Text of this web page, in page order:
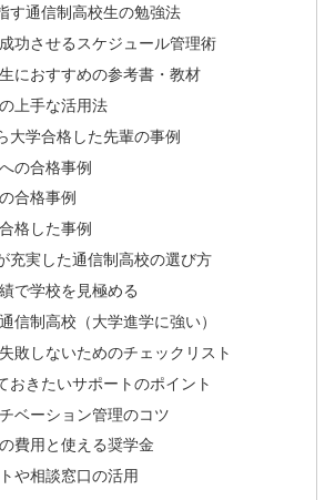
す通信制高校生の勉強法
功させるスケジュール管理術
におすすめの参考書・教材
上手な活用法
大学合格した先輩の事例
の合格事例
合格事例
格した事例
充実した通信制高校の選び方
で学校を見極める
信制高校（大学進学に強い）
敗しないためのチェックリスト
おきたいサポートのポイント
ベーション管理のコツ
費用と使える奨学金
や相談窓口の活用